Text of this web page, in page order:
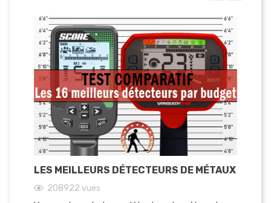
LES MEILLEURS DÉTECTEURS DE MÉTAUX
208922 vues